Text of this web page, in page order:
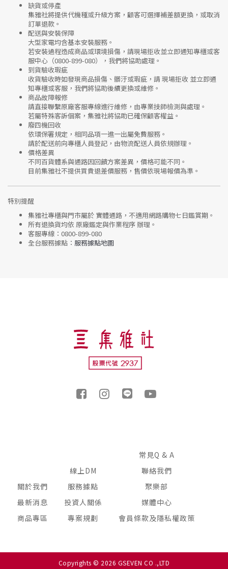
缺貨或停產
集雅社將提供代機種或升級方案 ，顧客可選擇補差額更換，或取消
訂單退款。
配送與安裝保障
大型家電均含基本安裝服務。
若安裝過程造成商品或環境損傷，請現場拒收並立即通知專櫃或客
服中心 （0800-899-080），我們將協助處理。
到貨驗收瑕疵
收貨驗收時如發現商品損傷、髒汙或瑕疵 ，請 現場拒收 並立即通
知專櫃或客服，我們將協助後續更換或維修。
商品故障報修
請直接聯繫原廠客服專線進行維修，由專業技師檢測與處理。
若屬特殊客訴個案，集雅社將協助已確保顧客權益。
廢四機回收
依環保署規定，相同品項一進一出屬免費服務。
請於配送前向專櫃人員登記，由物流配送人員依規辦理。
價格差異
不同百貨體系與通路因回饋方案差異，價格可能不同。
目前集雅社不提供買貴退差價服務 ，售價依現場報價為準。
特別提醒
集雅社專櫃與門市屬於 實體通路，不適用網路購物七日鑑賞期 。
所有退換貨均依 原廠鑑定與作業程序辦理。
客服專線： 0800-899-080
全台服務據點： 服務據點地圖
關於我們
最新消息
商品專區
線上DM
服務據點
投資人關係
專案規劃
常見Q & A
聯絡我們
聚樂部
媒體中心
會員條款及隱私權政策
Copyrights © 2026 GSEVEN CO .,LTD